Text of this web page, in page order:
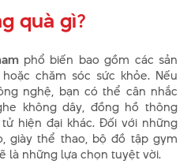
quà gì?
phổ biến bao gồm các sản
chăm sóc sức khỏe. Nếu
nghệ, bạn có thể cân nhắc
không dây, đồng hồ thông
hiện đại khác. Đối với những
giày thể thao, bộ đồ tập gym
là những lựa chọn tuyệt vời.